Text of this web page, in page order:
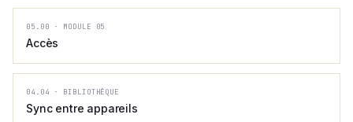
05.00 · MODULE 05
Accès
04.04 · BIBLIOTHÈQUE
Sync entre appareils